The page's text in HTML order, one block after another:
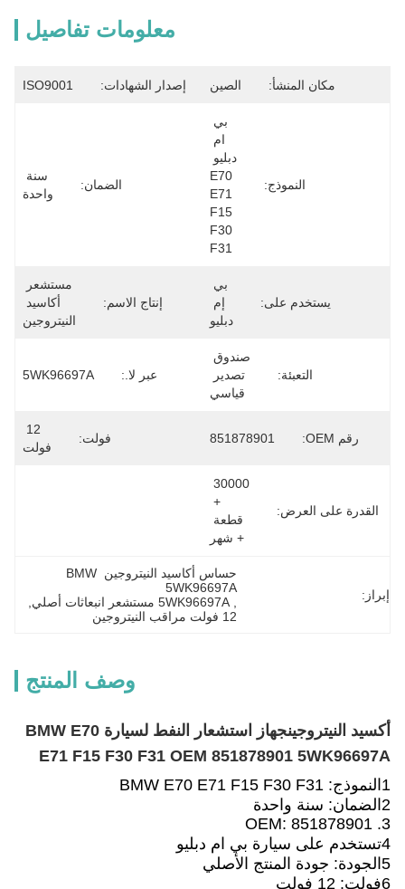
معلومات تفاصيل
مكان المنشأ: الصين إصدار الشهادات: ISO9001
النموذج:
E70
E71
F15
F30
F31
الضمان:
واحدة
يستخدم على:
دبليو
إنتاج الاسم:
النيتروجين
التعبئة:
قياسي
عبر لا.: 5WK96697A
رقم OEM: 851878901 فولت:
فولت
القدرة على العرض:
+ شهر
إبراز:
حساس أكاسيد النيتروجين BMW
5WK96697A
, 5WK96697A مستشعر انبعاثات أصلي
12 فولت مراقب النيتروجين
وصف المنتج
أكسيد النيتروجين
جهاز استشعار النفط لسيارة BMW E70
E71 F15 F30 F31 OEM 851878901 5WK96697A
1النموذج: BMW E70 E71 F15 F30 F31
2الضمان: سنة واحدة
3. OEM: 851878901
4تستخدم على سيارة بي ام دبليو
5الجودة: جودة المنتج الأصلي
6فولت: 12 فولت